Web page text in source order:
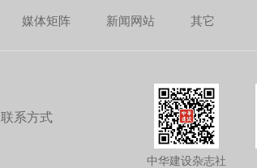
媒体矩阵 新闻网站 其它
联系方式
中华建设杂志社